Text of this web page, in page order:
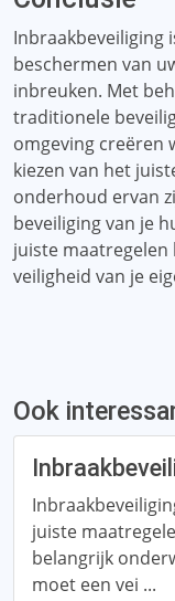
Inbraakbeveiliging
beschermen van
inbreuken. Met
traditionele
omgeving creëren
kiezen van het
onderhoud ervan
beveiliging van je
juiste
veiligheid van je
Ook
juiste
belangrijk
moet een vei ...